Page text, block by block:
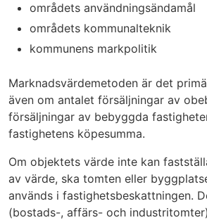
områdets användningsändamål
områdets kommunalteknik
kommunens markpolitik
Marknadsvärdemetoden är det
även om antalet försäljningar av
försäljningar av bebyggda
fastighetens köpesumma.
Om objektets värde inte kan
av värde, ska tomten eller
används i fastighetsbeskattningen.
(bostads-, affärs- och